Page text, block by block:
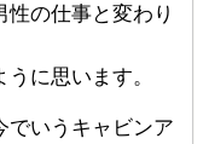
の仕事と変わり
に思います。
でいうキャビンア